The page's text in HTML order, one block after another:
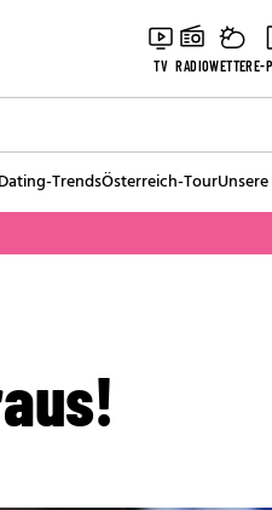
TV RADIOWETTERE-
Dating-TrendsÖsterreich-Tour